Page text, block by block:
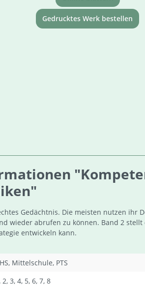
Gedrucktes Werk bestellen
Gedächtnis. Die meisten nutzen ihr
wieder abrufen zu können. Band 2
entwickeln kann.
Mittelschule, PTS
2, 3, 4, 5, 6, 7, 8